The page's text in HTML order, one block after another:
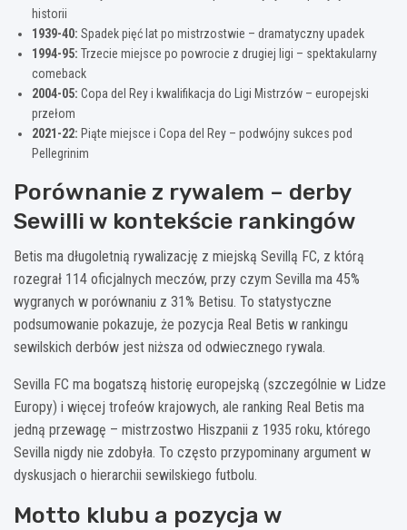
historii
1939-40: Spadek pięć lat po mistrzostwie – dramatyczny upadek
1994-95: Trzecie miejsce po powrocie z drugiej ligi – spektakularny
comeback
2004-05: Copa del Rey i kwalifikacja do Ligi Mistrzów – europejski
przełom
2021-22: Piąte miejsce i Copa del Rey – podwójny sukces pod
Pellegrinim
Porównanie z rywalem – derby
Sewilli w kontekście rankingów
Betis ma długoletnią rywalizację z miejską Sevillą FC, z którą
rozegrał 114 oficjalnych meczów, przy czym Sevilla ma 45%
wygranych w porównaniu z 31% Betisu. To statystyczne
podsumowanie pokazuje, że pozycja Real Betis w rankingu
sewilskich derbów jest niższa od odwiecznego rywala.
Sevilla FC ma bogatszą historię europejską (szczególnie w Lidze
Europy) i więcej trofeów krajowych, ale ranking Real Betis ma
jedną przewagę – mistrzostwo Hiszpanii z 1935 roku, którego
Sevilla nigdy nie zdobyła. To często przypominany argument w
dyskusjach o hierarchii sewilskiego futbolu.
Motto klubu a pozycja w